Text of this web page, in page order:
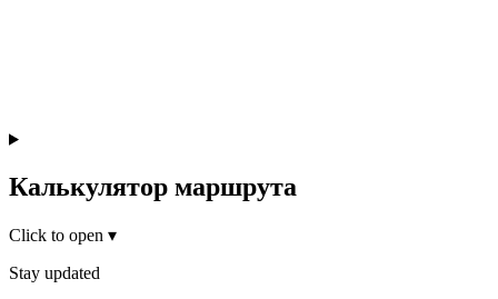
Калькулятор маршрута
Click to open ▾
Stay updated